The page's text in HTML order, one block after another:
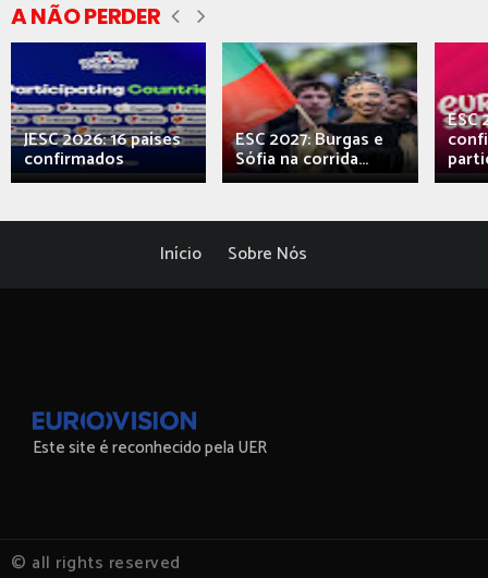
A NÃO PERDER
JESC 2026: 16 países
confirmados
ESC 2027: Burgas e
Sófia na corrida...
ESC
Início Sobre Nós
Este site é reconhecido pela UER
© all rights reserved